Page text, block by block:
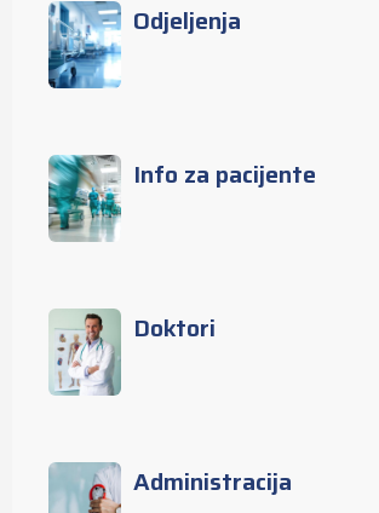
Odjeljenja
Info za pacijente
Doktori
Administracija